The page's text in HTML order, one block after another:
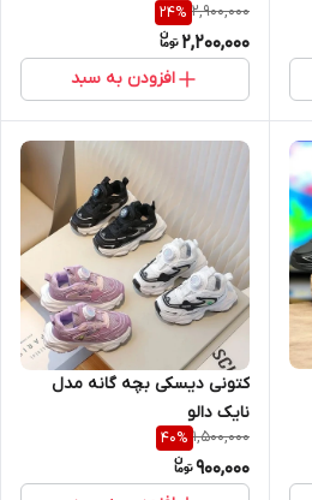
2,900,000
24%
2,200,000
افزودن به سبد
کتونی دیسکی بچه گانه مدل
نایک دالو
1,500,000
40%
900,000